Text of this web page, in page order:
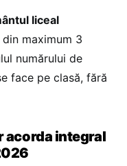
liceal
maximum 3
numărului de
face pe clasă, fără
acorda integral